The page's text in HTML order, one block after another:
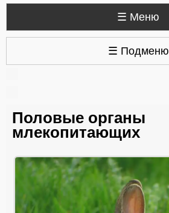
☰ Меню
☰ Подменю
Половые органы
млекопитающих